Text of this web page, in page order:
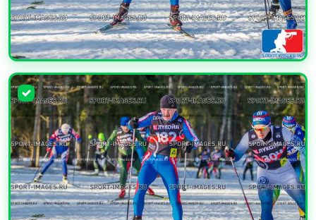
УВЕЛИЧИТЬ